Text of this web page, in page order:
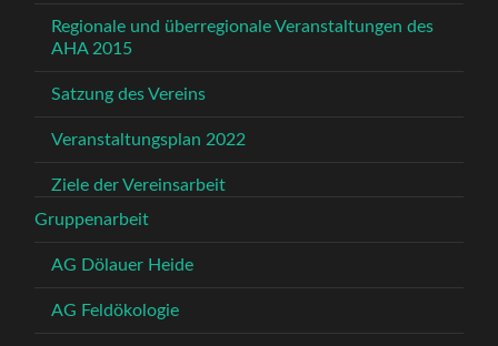
Regionale und überregionale Veranstaltungen des
AHA 2015
Satzung des Vereins
Veranstaltungsplan 2022
Ziele der Vereinsarbeit
Gruppenarbeit
AG Dölauer Heide
AG Feldökologie